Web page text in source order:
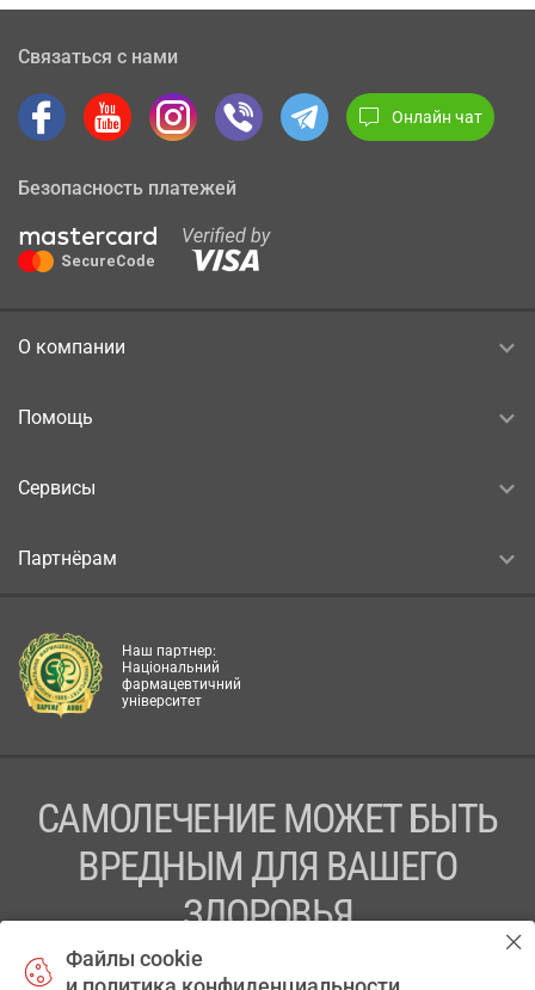
Связаться с нами
Онлайн чат
Безопасность платежей
О компании
Помощь
Сервисы
Партнёрам
Наш партнер:
Національний
фармацевтичний
університет
САМОЛЕЧЕНИЕ МОЖЕТ БЫТЬ
ВРЕДНЫМ ДЛЯ ВАШЕГО
ЗДОРОВЬЯ
ПЕРЕД ПРИМЕНЕНИЕМ ПРЕПАРАТА
Файлы cookie